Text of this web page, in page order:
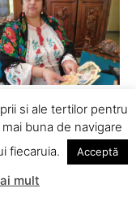
Venus este cea
în Noapte de
24/06/2026
reserved.
si ale tertilor pentru
buna de navigare
fiecaruia.
Acceptă
mult